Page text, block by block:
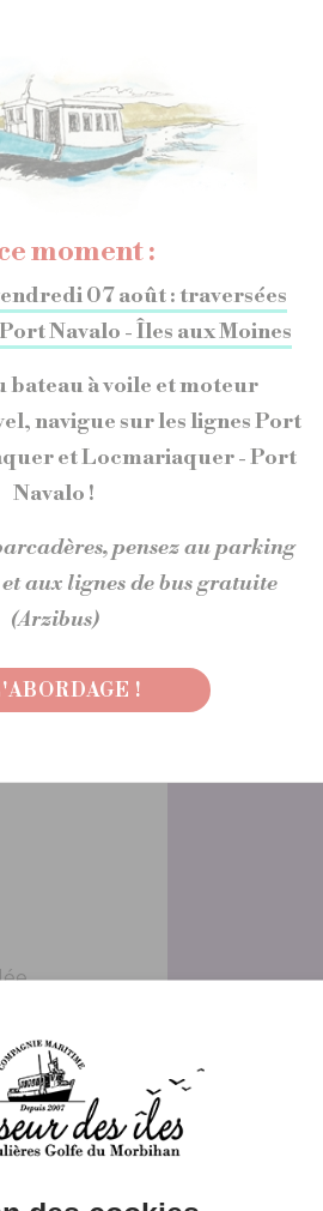
Port Navalo -
moment :
07 août : traversées
Navalo - Îles aux Moines
bateau à voile et moteur
navigue sur les lignes Port
et Locmariaquer - Port
Navalo !
pensez au parking
aux lignes de bus gratuite
(Arzibus)
!